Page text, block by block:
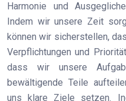
Harmonie und
Indem wir unsere Zeit
können wir sicherstellen,
Verpflichtungen und
dass wir unsere
bewältigende Teile
uns klare Ziele setzen.